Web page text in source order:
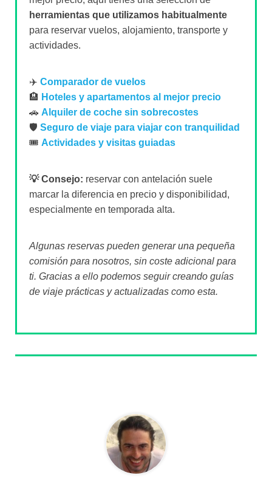
herramientas que utilizamos habitualmente
para reservar vuelos, alojamiento, transporte y
actividades.
✈️ Comparador de vuelos
🏨 Hoteles y apartamentos al mejor precio
🚗 Alquiler de coche sin sobrecostes
🛡️ Seguro de viaje para viajar con tranquilidad
🎟️ Actividades y visitas guiadas
💡 Consejo: reservar con antelación suele
marcar la diferencia en precio y disponibilidad,
especialmente en temporada alta.
Algunas reservas pueden generar una pequeña
comisión para nosotros, sin coste adicional para
ti. Gracias a ello podemos seguir creando guías
de viaje prácticas y actualizadas como esta.